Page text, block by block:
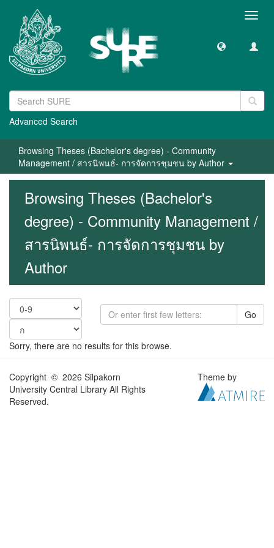
Advanced Search
Browsing Theses (Bachelor's degree) - Community
Management / สารนิพนธ์- การจัดการชุมชน by Author
Browsing Theses (Bachelor's
degree) - Community Management /
สารนิพนธ์- การจัดการชุมชน by
Author
Go
Sorry, there are no results for this browse.
Copyright © 2026 Silpakorn
University Central Library All Rights
Reserved.
Theme by